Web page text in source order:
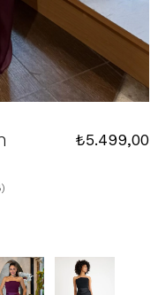
₺5.499,00